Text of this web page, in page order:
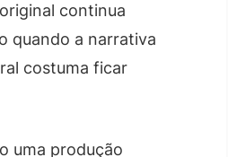
continua
quando a narrativa
costuma ficar
uma produção